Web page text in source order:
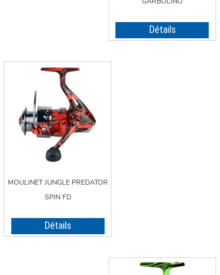
Détails
MOULINET JUNGLE PREDATOR
SPIN FD
Détails